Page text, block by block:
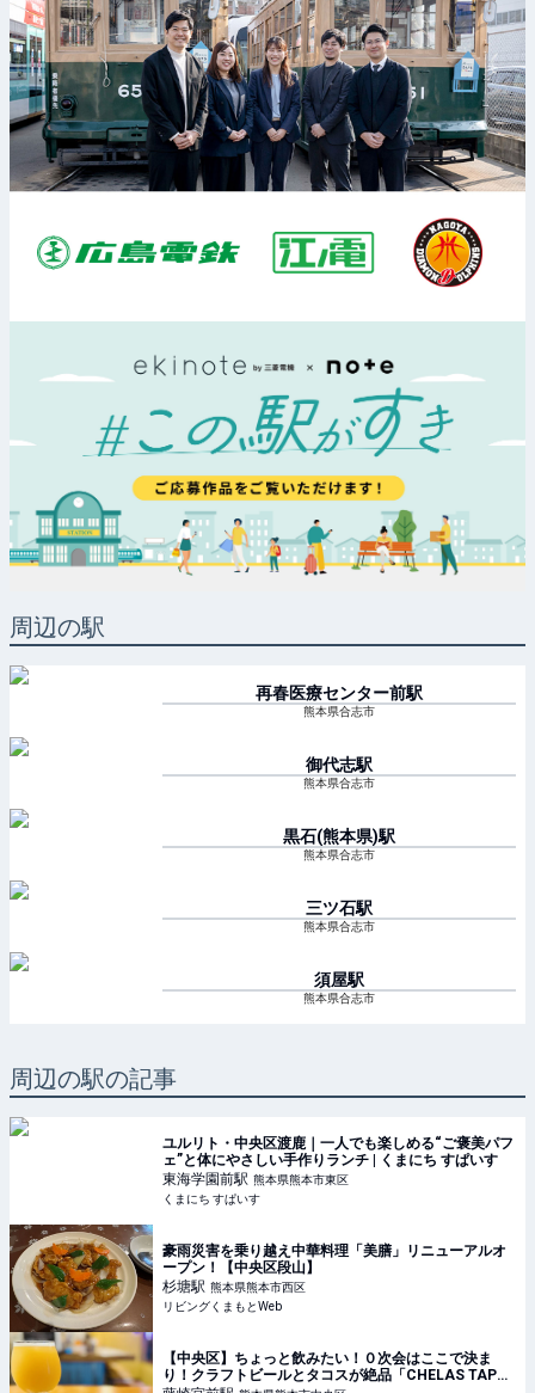
周辺の駅
再春医療センター前駅
熊本県合志市
御代志駅
熊本県合志市
黒石(熊本県)駅
熊本県合志市
三ツ石駅
熊本県合志市
須屋駅
熊本県合志市
周辺の駅の記事
ユルリト・中央区渡鹿｜一人でも楽しめる“ご褒美パフ
ェ”と体にやさしい手作りランチ | くまにち すぱいす
東海学園前駅 熊本県熊本市東区
くまにち すぱいす
豪雨災害を乗り越え中華料理「美膳」リニューアルオ
ープン！【中央区段山】
杉塘駅 熊本県熊本市西区
リビングくまもとWeb
【中央区】ちょっと飲みたい！０次会はここで決ま
り！クラフトビールとタコスが絶品「CHELAS TAPAS